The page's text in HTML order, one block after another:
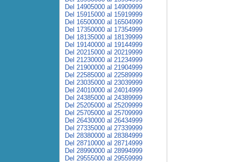
Del 14905000 al 14909999
Del 15915000 al 15919999
Del 16500000 al 16504999
Del 17350000 al 17354999
Del 18135000 al 18139999
Del 19140000 al 19144999
Del 20215000 al 20219999
Del 21230000 al 21234999
Del 21900000 al 21904999
Del 22585000 al 22589999
Del 23035000 al 23039999
Del 24010000 al 24014999
Del 24385000 al 24389999
Del 25205000 al 25209999
Del 25705000 al 25709999
Del 26430000 al 26434999
Del 27335000 al 27339999
Del 28380000 al 28384999
Del 28710000 al 28714999
Del 28990000 al 28994999
Del 29555000 al 29559999